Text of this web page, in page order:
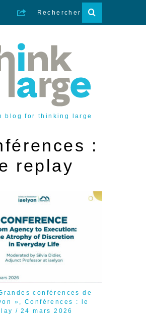
blog for thinking large
:
replay
conférences de
» , Conférences : le
24 mars 2026